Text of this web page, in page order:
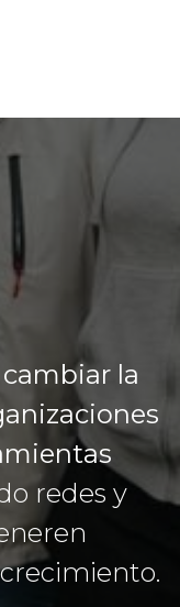
cambiar la
redes y